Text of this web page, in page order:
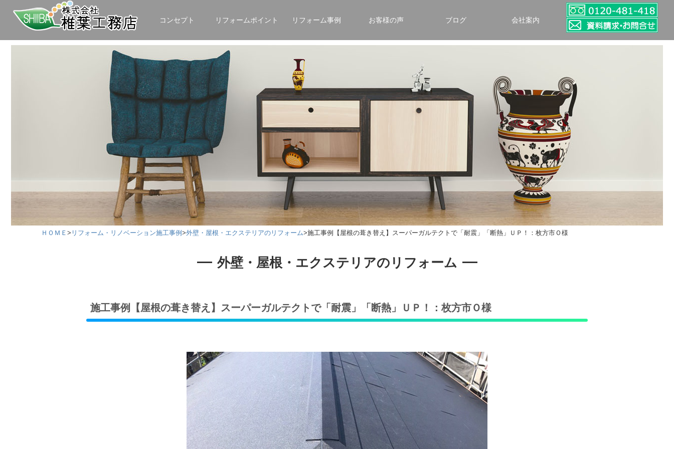
コンセプト リフォームポイント リフォーム事例 お客様の声 ブログ 会社案内
ＨＯＭＥ > リフォーム・リノベーション施工事例 >外壁・屋根・エクステリアのリフォーム>施工事例【屋根の葺き替え】スーパーガルテクトで「耐震」「断熱」ＵＰ！：枚方市Ｏ様
外壁・屋根・エクステリアのリフォーム
施工事例【屋根の葺き替え】スーパーガルテクトで「耐震」「断熱」ＵＰ！：枚方市Ｏ様